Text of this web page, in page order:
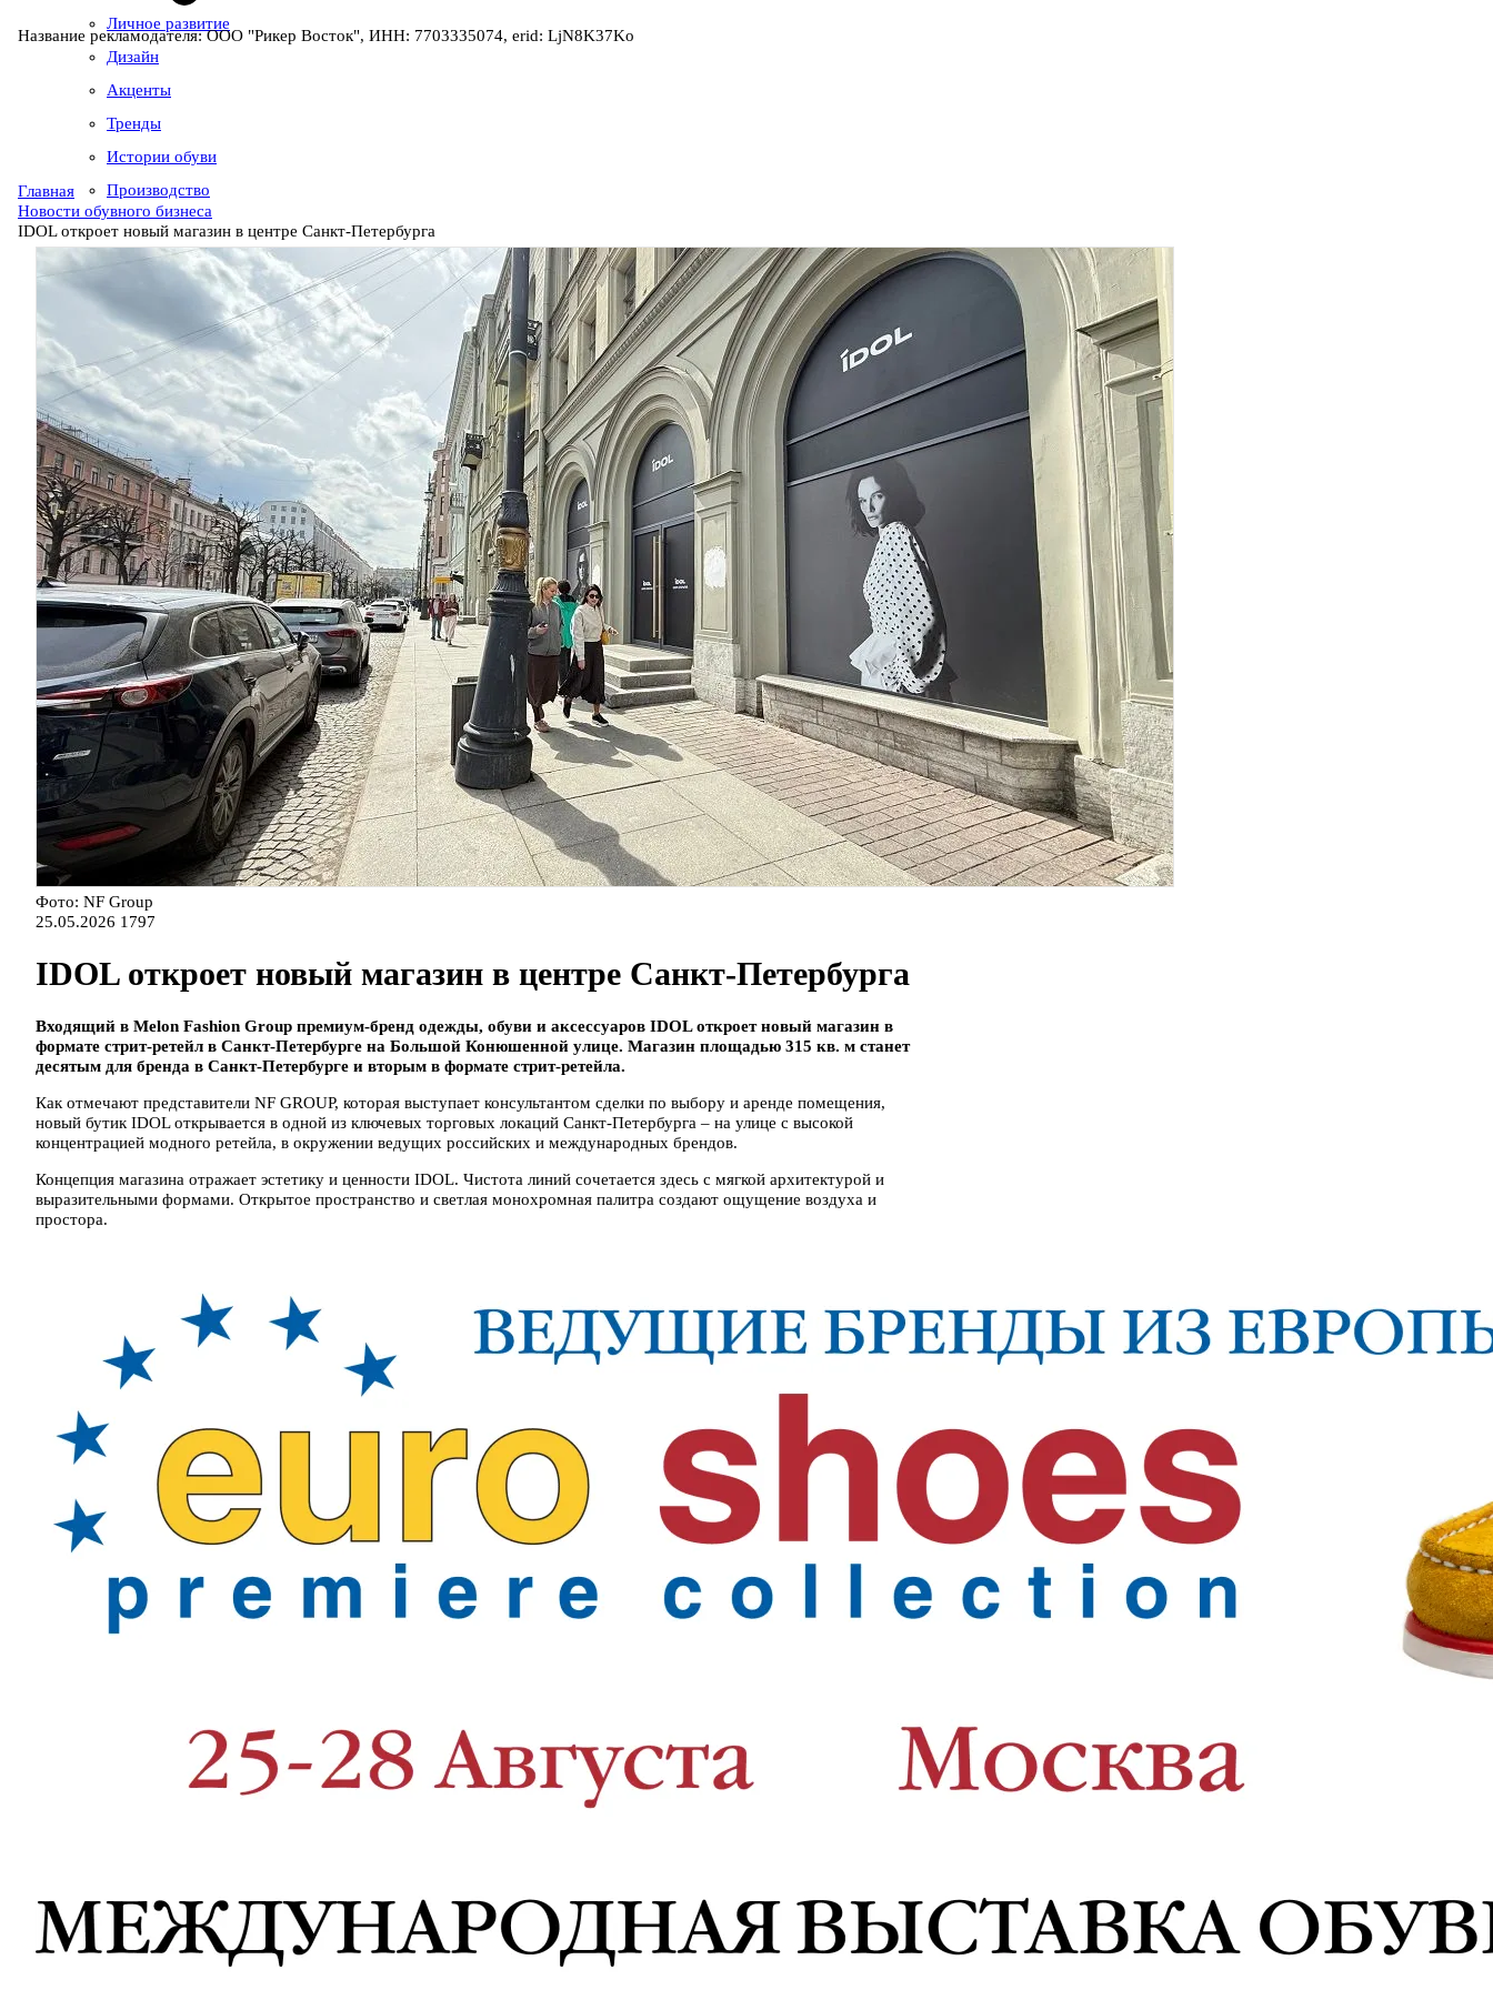
Личное развитие
Дизайн
Акценты
Тренды
Истории обуви
Производство
Название рекламодателя: ООО "Рикер Восток", ИНН: 7703335074, erid: LjN8K37Ko
Главная
Новости обувного бизнеса
IDOL откроет новый магазин в центре Санкт-Петербурга
Фото: NF Group
25.05.2026 1797
IDOL откроет новый магазин в центре Санкт-Петербурга
Входящий в Melon Fashion Group премиум-бренд одежды, обуви и аксессуаров IDOL откроет новый магазин в
формате стрит-ретейл в Санкт-Петербурге на Большой Конюшенной улице. Магазин площадью 315 кв. м станет
десятым для бренда в Санкт-Петербурге и вторым в формате стрит-ретейла.
Как отмечают представители NF GROUP, которая выступает консультантом сделки по выбору и аренде помещения,
новый бутик IDOL открывается в одной из ключевых торговых локаций Санкт-Петербурга – на улице с высокой
концентрацией модного ретейла, в окружении ведущих российских и международных брендов.
Концепция магазина отражает эстетику и ценности IDOL. Чистота линий сочетается здесь с мягкой архитектурой и
выразительными формами. Открытое пространство и светлая монохромная палитра создают ощущение воздуха и
простора.